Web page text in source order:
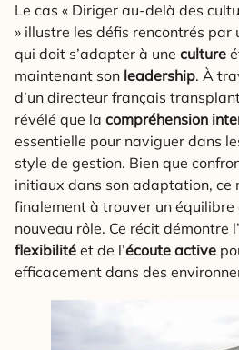
Le cas « Diriger au-delà des
» illustre les défis rencontrés
qui doit s’adapter à une culture
maintenant son leadership. À
d’un directeur français
révélé que la compréhension
essentielle pour naviguer dans
style de gestion. Bien que
initiaux dans son adaptation, ce
finalement à trouver un équilibre
nouveau rôle. Ce récit démontre
flexibilité et de l’écoute active
efficacement dans des